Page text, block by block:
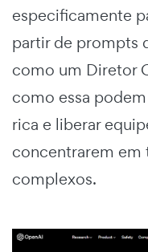
especificamente
partir de prompts
como um Diretor
como essa
rica e liberar
concentrarem em
complexos.